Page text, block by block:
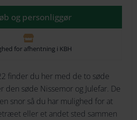
274 Var:
799.00 DKK.
Er:
499.00 DKK.
og personliggør
for afhentning i KBH
finder du her med de to søde
den søde Nissemor og Julefar. De
snor så du har mulighed for at
eller et andet sted sammen